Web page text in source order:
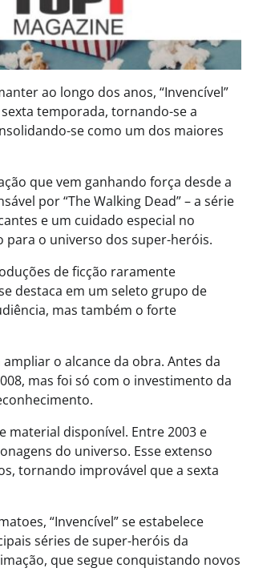
ao longo dos anos, “Invencível”
temporada, tornando-se a
se como um dos maiores
que vem ganhando força desde a
por “The Walking Dead” – a série
e um cuidado especial no
o universo dos super-heróis.
de ficção raramente
destaca em um seleto grupo de
mas também o forte
o alcance da obra. Antes da
mas foi só com o investimento da
material disponível. Entre 2003 e
do universo. Esse extenso
tornando improvável que a sexta
“Invencível” se estabelece
séries de super-heróis da
que segue conquistando novos